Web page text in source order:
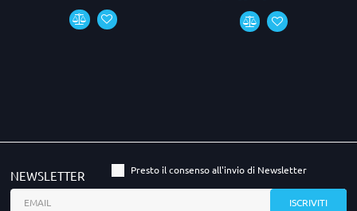
NEWSLETTER Presto il consenso all'invio di Newsletter